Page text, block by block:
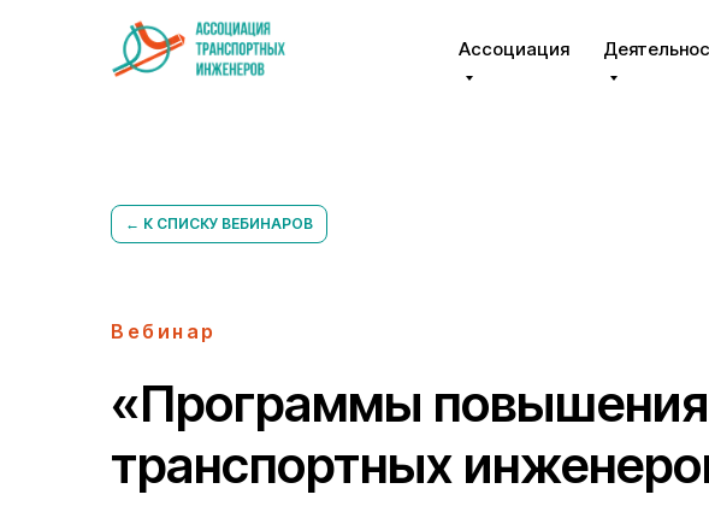
Ассоциация
← К СПИСКУ ВЕБИНАРОВ
Вебинар
«Программы
транспортных